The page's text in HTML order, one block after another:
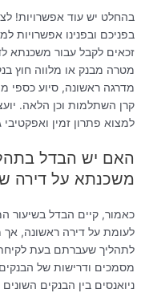
בהחלט יש עוד אפשרויות!
בפניכם ובפנינו אפשרויות
זכאים לקבל עבור משכנתא
מטרה מבנק או מלווה חוץ
מדרגה ראשונה, סיוע כספי
קרן השתלמות וכן הלאה.
למצוא פתרון זמין
האם יש הבדל
משכנתא על דירה
כאמור, קיים הבדל בשיעור
לעומת על דירה ראשונה, אך
לתהליך שעברתם בעת
מסמכים ודרישות של
ניואנסים בין הבנקים